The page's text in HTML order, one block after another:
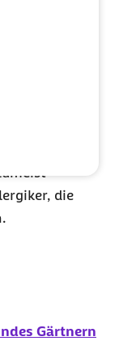
der
kann.
mit
sind zwar
die
Gärtnern